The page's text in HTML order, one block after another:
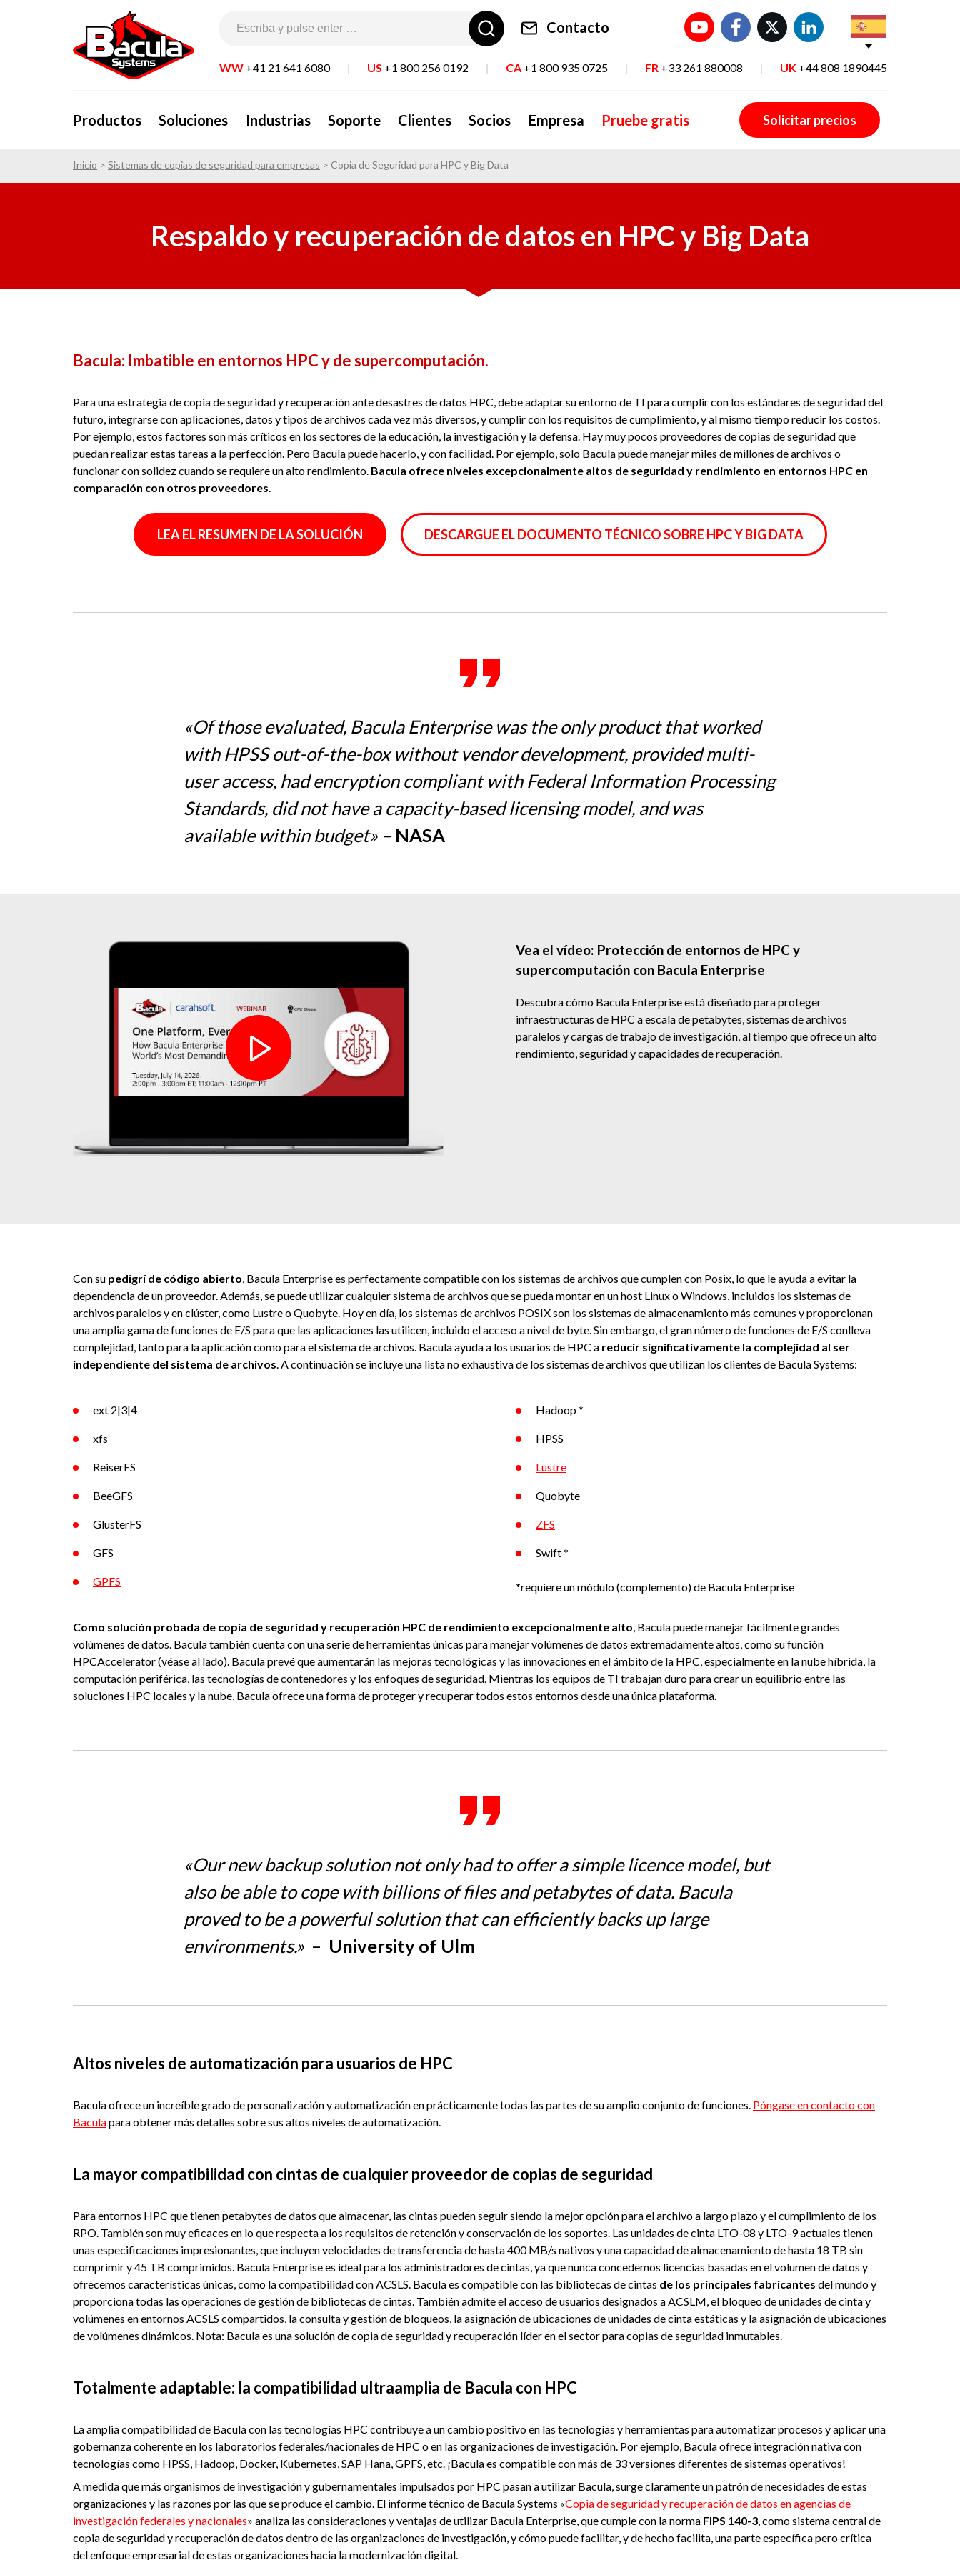
Productos Soluciones Industrias Soporte Clientes Socios Empresa Pruebe gratis Solicitar precios
WW +41 21 641 6080 | US +1 800 256 0192 | CA +1 800 935 0725 | FR +33 261 880008 | UK +44 808 1890445
Contacto
Inicio > Sistemas de copias de seguridad para empresas > Copia de Seguridad para HPC y Big Data
Respaldo y recuperación de datos en HPC y Big Data
Bacula: Imbatible en entornos HPC y de supercomputación.
Para una estrategia de copia de seguridad y recuperación ante desastres de datos HPC, debe adaptar su entorno de TI para cumplir con los estándares de seguridad del
futuro, integrarse con aplicaciones, datos y tipos de archivos cada vez más diversos, y cumplir con los requisitos de cumplimiento, y al mismo tiempo reducir los costos.
Por ejemplo, estos factores son más críticos en los sectores de la educación, la investigación y la defensa. Hay muy pocos proveedores de copias de seguridad que
puedan realizar estas tareas a la perfección. Pero Bacula puede hacerlo, y con facilidad. Por ejemplo, solo Bacula puede manejar miles de millones de archivos o
funcionar con solidez cuando se requiere un alto rendimiento. Bacula ofrece niveles excepcionalmente altos de seguridad y rendimiento en entornos HPC en
comparación con otros proveedores.
LEA EL RESUMEN DE LA SOLUCIÓN DESCARGUE EL DOCUMENTO TÉCNICO SOBRE HPC Y BIG DATA
«Of those evaluated, Bacula Enterprise was the only product that worked
with HPSS out-of-the-box without vendor development, provided multi-
user access, had encryption compliant with Federal Information Processing
Standards, did not have a capacity-based licensing model, and was
available within budget» – NASA
Vea el vídeo: Protección de entornos de HPC y
supercomputación con Bacula Enterprise
Descubra cómo Bacula Enterprise está diseñado para proteger
infraestructuras de HPC a escala de petabytes, sistemas de archivos
paralelos y cargas de trabajo de investigación, al tiempo que ofrece un alto
rendimiento, seguridad y capacidades de recuperación.
Con su pedigrí de código abierto , Bacula Enterprise es perfectamente compatible con los sistemas de archivos que cumplen con Posix, lo que le ayuda a evitar la
dependencia de un proveedor. Además, se puede utilizar cualquier sistema de archivos que se pueda montar en un host Linux o Windows, incluidos los sistemas de
archivos paralelos y en clúster, como Lustre o Quobyte. Hoy en día, los sistemas de archivos POSIX son los sistemas de almacenamiento más comunes y proporcionan
una amplia gama de funciones de E/S para que las aplicaciones las utilicen, incluido el acceso a nivel de byte. Sin embargo, el gran número de funciones de E/S conlleva
complejidad, tanto para la aplicación como para el sistema de archivos. Bacula ayuda a los usuarios de HPC a reducir significativamente la complejidad al ser
independiente del sistema de archivos . A continuación se incluye una lista no exhaustiva de los sistemas de archivos que utilizan los clientes de Bacula Systems:
ext 2|3|4
xfs
ReiserFS
BeeGFS
GlusterFS
GFS
GPFS
Hadoop *
HPSS
Lustre
Quobyte
ZFS
Swift *
*requiere un módulo (complemento) de Bacula Enterprise
Como solución probada de copia de seguridad y recuperación HPC de rendimiento excepcionalmente alto , Bacula puede manejar fácilmente grandes
volúmenes de datos. Bacula también cuenta con una serie de herramientas únicas para manejar volúmenes de datos extremadamente altos, como su función
HPCAccelerator (véase al lado). Bacula prevé que aumentarán las mejoras tecnológicas y las innovaciones en el ámbito de la HPC, especialmente en la nube híbrida, la
computación periférica, las tecnologías de contenedores y los enfoques de seguridad. Mientras los equipos de TI trabajan duro para crear un equilibrio entre las
soluciones HPC locales y la nube, Bacula ofrece una forma de proteger y recuperar todos estos entornos desde una única plataforma.
«Our new backup solution not only had to offer a simple licence model, but
also be able to cope with billions of files and petabytes of data. Bacula
proved to be a powerful solution that can efficiently backs up large
environments.» – University of Ulm
Altos niveles de automatización para usuarios de HPC
Bacula ofrece un increíble grado de personalización y automatización en prácticamente todas las partes de su amplio conjunto de funciones. Póngase en contacto con
Baculapara obtener más detalles sobre sus altos niveles de automatización.
La mayor compatibilidad con cintas de cualquier proveedor de copias de seguridad
Para entornos HPC que tienen petabytes de datos que almacenar, las cintas pueden seguir siendo la mejor opción para el archivo a largo plazo y el cumplimiento de los
RPO. También son muy eficaces en lo que respecta a los requisitos de retención y conservación de los soportes. Las unidades de cinta LTO-08 y LTO-9 actuales tienen
unas especificaciones impresionantes, que incluyen velocidades de transferencia de hasta 400 MB/s nativos y una capacidad de almacenamiento de hasta 18 TB sin
comprimir y 45 TB comprimidos. Bacula Enterprise es ideal para los administradores de cintas, ya que nunca concedemos licencias basadas en el volumen de datos y
ofrecemos características únicas, como la compatibilidad con ACSLS. Bacula es compatible con las bibliotecas de cintas de los principales fabricantes del mundo y
proporciona todas las operaciones de gestión de bibliotecas de cintas. También admite el acceso de usuarios designados a ACSLM, el bloqueo de unidades de cinta y
volúmenes en entornos ACSLS compartidos, la consulta y gestión de bloqueos, la asignación de ubicaciones de unidades de cinta estáticas y la asignación de ubicaciones
de volúmenes dinámicos. Nota: Bacula es una solución de copia de seguridad y recuperación líder en el sector para copias de seguridad inmutables.
Totalmente adaptable: la compatibilidad ultraamplia de Bacula con HPC
La amplia compatibilidad de Bacula con las tecnologías HPC contribuye a un cambio positivo en las tecnologías y herramientas para automatizar procesos y aplicar una
gobernanza coherente en los laboratorios federales/nacionales de HPC o en las organizaciones de investigación. Por ejemplo, Bacula ofrece integración nativa con
tecnologías como HPSS, Hadoop, Docker, Kubernetes, SAP Hana, GPFS, etc. ¡Bacula es compatible con más de 33 versiones diferentes de sistemas operativos!
A medida que más organismos de investigación y gubernamentales impulsados por HPC pasan a utilizar Bacula, surge claramente un patrón de necesidades de estas
organizaciones y las razones por las que se produce el cambio. El informe técnico de Bacula Systems «Copia de seguridad y recuperación de datos en agencias de
investigación federales y nacionales» analiza las consideraciones y ventajas de utilizar Bacula Enterprise, que cumple con la norma FIPS 140-3 , como sistema central de
copia de seguridad y recuperación de datos dentro de las organizaciones de investigación, y cómo puede facilitar, y de hecho facilita, una parte específica pero crítica
del enfoque empresarial de estas organizaciones hacia la modernización digital.